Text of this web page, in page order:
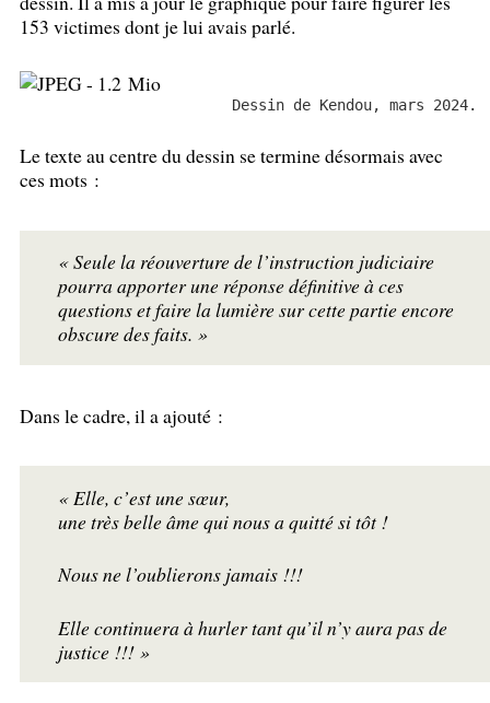
153 victimes dont je lui avais parlé.
Dessin de Kendou, mars 2024.
Le texte au centre du dessin se termine désormais avec
ces mots :
« Seule la réouverture de l’instruction judiciaire
pourra apporter une réponse définitive à ces
questions et faire la lumière sur cette partie encore
obscure des faits. »
Dans le cadre, il a ajouté :
« Elle, c’est une sœur,
une très belle âme qui nous a quitté si tôt !
Nous ne l’oublierons jamais !!!
Elle continuera à hurler tant qu’il n’y aura pas de
justice !!! »